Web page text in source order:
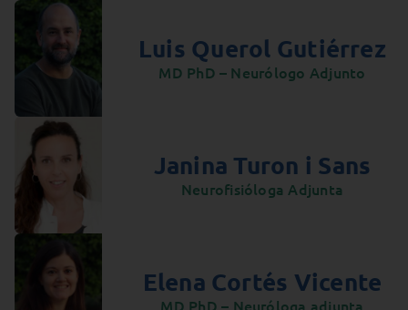
Luis Querol Gutiérrez
MD PhD – Neurólogo Adjunto
Janina Turon i Sans
Neurofisióloga Adjunta
Elena Cortés Vicente
MD PhD – Neuróloga adjunta